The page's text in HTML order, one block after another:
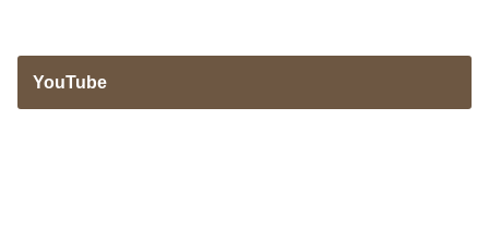
YouTube